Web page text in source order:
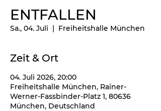
ENTFALLEN
Sa., 04. Juli
  |
Freiheitshalle München
Zeit & Ort
04. Juli 2026, 20:00
Freiheitshalle München, Rainer-
Werner-Fassbinder-Platz 1, 80636
München, Deutschland